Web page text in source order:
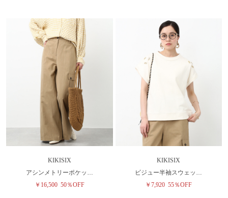
KIKISIX
アシンメトリーポケッ…
￥16,500 50％OFF
KIKISIX
ビジュー半袖スウェッ…
￥7,920 55％OFF